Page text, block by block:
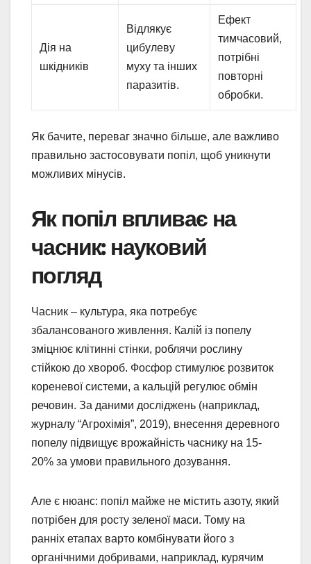
Дія на
шкідників
Відлякує
цибулеву
муху та інших
паразитів.
Ефект
тимчасовий,
потрібні
повторні
обробки.
Як бачите, переваг значно більше, але важливо
правильно застосовувати попіл, щоб уникнути
можливих мінусів.
Як попіл впливає на
часник: науковий
погляд
Часник – культура, яка потребує
збалансованого живлення. Калій із попелу
зміцнює клітинні стінки, роблячи рослину
стійкою до хвороб. Фосфор стимулює розвиток
кореневої системи, а кальцій регулює обмін
речовин. За даними досліджень (наприклад,
журналу “Агрохімія”, 2019), внесення деревного
попелу підвищує врожайність часнику на 15-
20% за умови правильного дозування.
Але є нюанс: попіл майже не містить азоту, який
потрібен для росту зеленої маси. Тому на
ранніх етапах варто комбінувати його з
органічними добривами, наприклад, курячим